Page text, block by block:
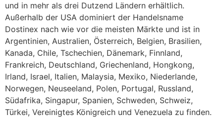
und in mehr als drei Dutzend Ländern erhältlich.
Außerhalb der USA dominiert der Handelsname
Dostinex nach wie vor die meisten Märkte und ist in
Argentinien, Australien, Österreich, Belgien, Brasilien,
Kanada, Chile, Tschechien, Dänemark, Finnland,
Frankreich, Deutschland, Griechenland, Hongkong,
Irland, Israel, Italien, Malaysia, Mexiko, Niederlande,
Norwegen, Neuseeland, Polen, Portugal, Russland,
Südafrika, Singapur, Spanien, Schweden, Schweiz,
Türkei, Vereinigtes Königreich und Venezuela zu finden.